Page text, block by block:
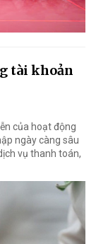
tài khoản
của hoạt động
ngày càng sâu
vụ thanh toán,